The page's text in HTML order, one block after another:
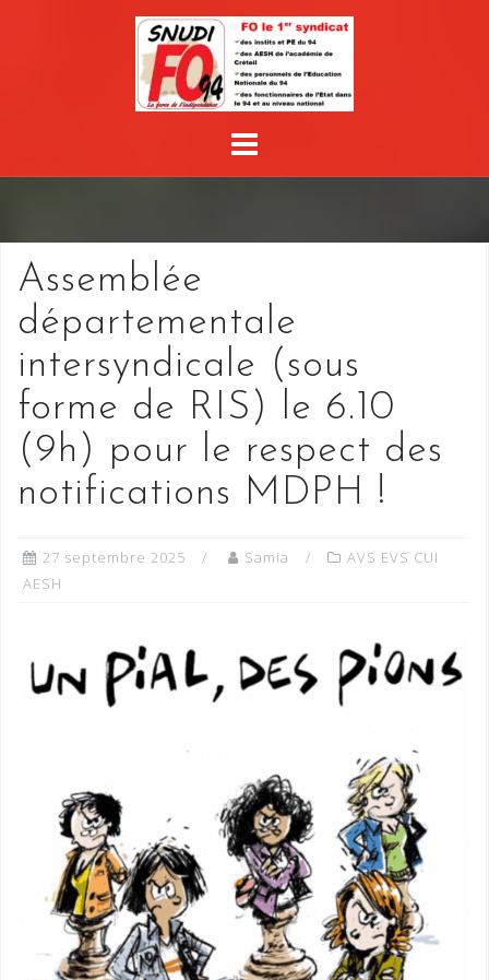
Assemblée
départementale
intersyndicale (sous
forme de RIS) le 6.10
(9h) pour le respect des
notifications MDPH !
27 septembre 2025 Samia
AVS EVS CUI
AESH